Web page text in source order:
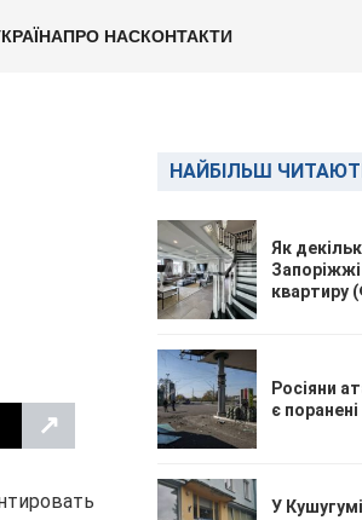
ПРО НАСКОНТАКТИ
↗
НАЙБІЛЬШ
Як
квартиру
Росіяни
є поранені
У